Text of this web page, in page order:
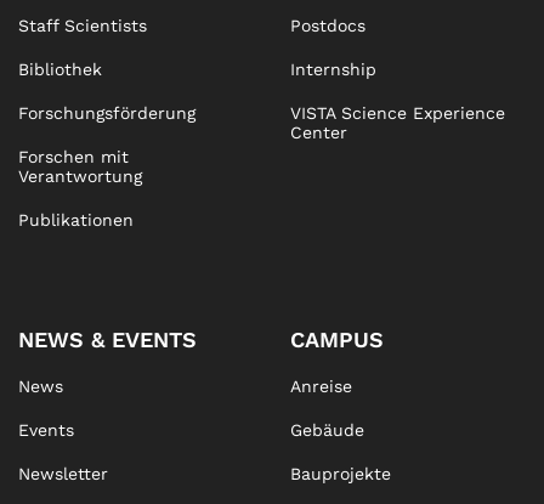
Staff Scientists
Bibliothek
Forschungsförderung
Forschen mit
Verantwortung
Publikationen
Postdocs
Internship
VISTA Science Experience
Center
NEWS & EVENTS
News
Events
Newsletter
CAMPUS
Anreise
Gebäude
Bauprojekte